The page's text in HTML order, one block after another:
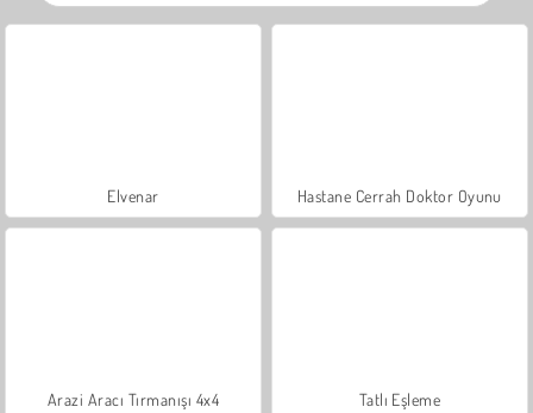
Elvenar Hastane Cerrah Doktor Oyunu
Arazi Aracı Tırmanışı 4x4 Tatlı Eşleme